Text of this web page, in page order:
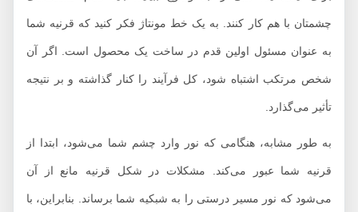
چشمتان با هم کار کنند. به یک خط مونتاژ فکر کنید که قرنیه شما
به عنوان مسئول اولین قدم در ساخت یک محصول است. اگر آن
شخص مرتکب اشتباه شود، کل فرآیند را کنار گذاشته و بر نتیجه
تأثیر می‌گذارد.
به طور مشابه، هنگامی که نور وارد چشم شما می‌شود، ابتدا از
قرنیه شما عبور می‌کند. مشکلات در شکل قرنیه مانع از آن
می‌شود که نور مسیر درستی را به شبکیه شما برساند. بنابراین، با